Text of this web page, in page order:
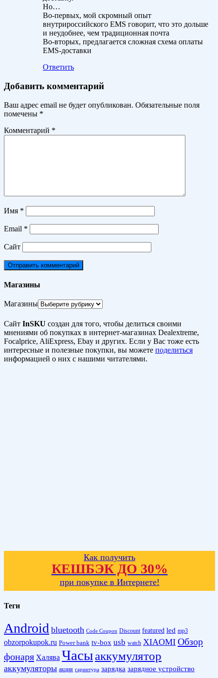
Но…
Во-первых, мой скромный опыт
внутрироссийского EMS говорит, что это дольше
и неудобнее, чем традиционная почта
Во-вторых, предлагается сложная схема оплаты
EMS-доставки
Ответить
Добавить комментарий
Ваш адрес email не будет опубликован. Обязательные поля
помечены *
Комментарий *
Имя *
Email *
Сайт
Магазины
Магазины
Сайт InSKU создан для того, чтобы делиться своими
мнениями об покупках в интернет-магазинах Dealextreme,
Focalprice, AliExpress, Ebay и других. Если у Вас тоже есть
интересные и полезные покупки, вы можете поделиться
информацией о них с нашими читателями.
Как получить
КЕШБЭК ДО 30%
при покупке в Интернете!
Теги
Android bluetooth Code Coupon Discount featured led mp3
obzorpokupok.ru Power bank tv-box usb watch XIAOMI Обзор
фонаря Халява Часыаккумулятор
аккумуляторы акция гарнитура зарядка зарядное устройство